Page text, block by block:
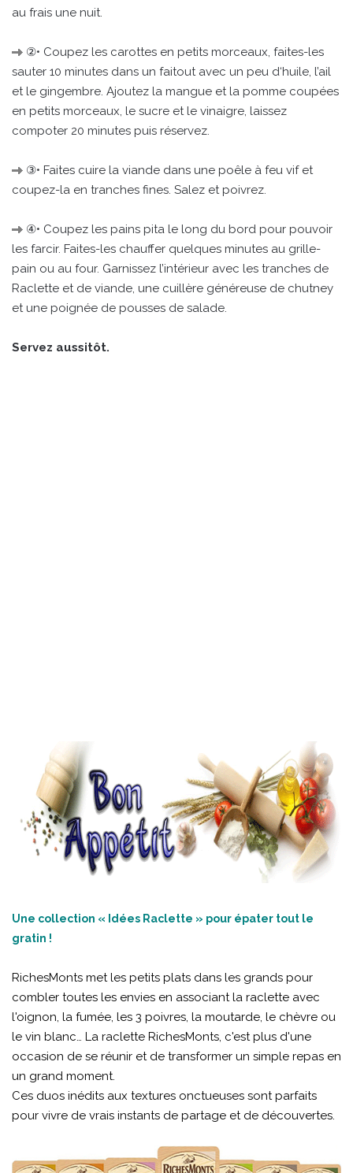
au frais une nuit.
②• Coupez les carottes en petits morceaux, faites-les
sauter 10 minutes dans un faitout avec un peu d‘huile, l’ail
et le gingembre. Ajoutez la mangue et la pomme coupées
en petits morceaux, le sucre et le vinaigre, laissez
compoter 20 minutes puis réservez.
③• Faites cuire la viande dans une poêle à feu vif et
coupez-la en tranches fines. Salez et poivrez.
④• Coupez les pains pita le long du bord pour pouvoir
les farcir. Faites-les chauffer quelques minutes au grille-
pain ou au four. Garnissez l’intérieur avec les tranches de
Raclette et de viande, une cuillère généreuse de chutney
et une poignée de pousses de salade.
Servez aussitôt.
Une collection « Idées Raclette » pour épater tout le
gratin !
RichesMonts met les petits plats dans les grands pour
combler toutes les envies en associant la raclette avec
l'oignon, la fumée, les 3 poivres, la moutarde, le chèvre ou
le vin blanc… La raclette RichesMonts, c'est plus d'une
occasion de se réunir et de transformer un simple repas en
un grand moment.
Ces duos inédits aux textures onctueuses sont parfaits
pour vivre de vrais instants de partage et de découvertes.